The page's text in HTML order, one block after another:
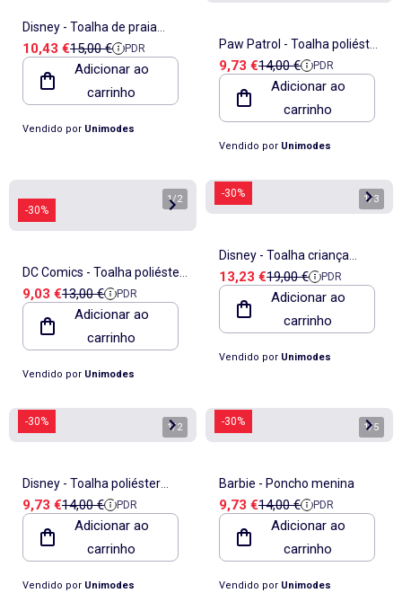
Disney - Toalha de praia
infantil Stitch
Preço de venda
10,43 €Preço de referência
15,00 € PDR
Adicionar ao
carrinho
Vendido por Unimodes
Paw Patrol - Toalha poliéster
criança estampada
Preço de venda
9,73 €Preço de referência
14,00 € PDR
Adicionar ao
carrinho
Vendido por Unimodes
-30%
1/2
DC Comics - Toalha poliéster
criança com padrão
Preço de venda
9,03 €Preço de referência
13,00 € PDR
Adicionar ao
carrinho
Vendido por Unimodes
-30% 1/3
Disney - Toalha criança
estampada
Preço de venda
13,23 €Preço de referência
19,00 € PDR
Adicionar ao
carrinho
Vendido por Unimodes
-30% 1/2
Disney - Toalha poliéster
criança com padrão
Preço de venda
9,73 €Preço de referência
14,00 € PDR
Adicionar ao
carrinho
Vendido por Unimodes
-30% 1/5
Barbie - Poncho menina
Preço de venda
9,73 €Preço de referência
14,00 € PDR
Adicionar ao
carrinho
Vendido por Unimodes